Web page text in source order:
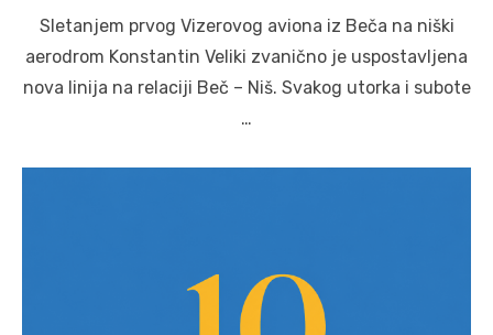
Sletanjem prvog Vizerovog aviona iz Beča na niški
aerodrom Konstantin Veliki zvanično je uspostavljena
nova linija na relaciji Beč – Niš. Svakog utorka i subote
…